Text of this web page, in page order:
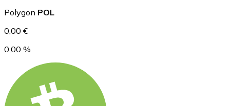
Ethereum
ETH
Polygon POL
0,00 €
0,00 %